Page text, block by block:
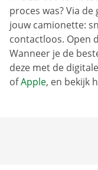
proces was? Via
jouw camionette:
contactloos. Open
Wanneer je de
deze met de
ofApple, en bekijk